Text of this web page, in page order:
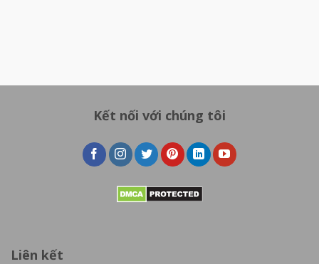
Kết nối với chúng tôi
Liên kết